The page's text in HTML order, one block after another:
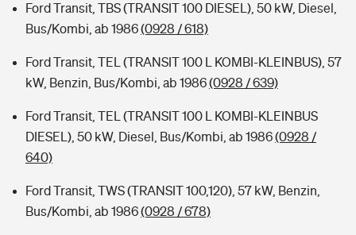
Ford Transit, TBS (TRANSIT 100 DIESEL), 50 kW, Diesel,
Bus/Kombi, ab 1986(0928 / 618)
Ford Transit, TEL (TRANSIT 100 L KOMBI-KLEINBUS), 57
kW, Benzin, Bus/Kombi, ab 1986(0928 / 639)
Ford Transit, TEL (TRANSIT 100 L KOMBI-KLEINBUS
DIESEL), 50 kW, Diesel, Bus/Kombi, ab 1986(0928 /
640)
Ford Transit, TWS (TRANSIT 100,120), 57 kW, Benzin,
Bus/Kombi, ab 1986(0928 / 678)